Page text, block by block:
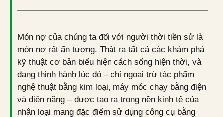
Món nợ của chúng ta đối với người thời tiền sử là
món nợ rất ấn tượng. Thật ra tất cả các khám phá
kỹ thuật cơ bản biểu hiện cách sống hiện thời, và
đang thịnh hành lúc đó – chỉ ngoại trừ tác phẩm
nghệ thuật bằng kim loại, máy móc chạy bằng điện
và điện năng – được tạo ra trong nền kinh tế của
nhân loại mang đặc điểm sử dụng công cụ bằng